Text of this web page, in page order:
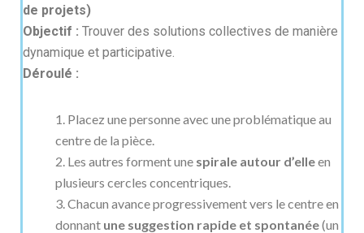
de projets)
Objectif : Trouver des solutions collectives de manière
dynamique et participative.
Déroulé :
Placez une personne avec une problématique au
centre de la pièce.
Les autres forment une spirale autour d’elleen
plusieurs cercles concentriques.
Chacun avance progressivement vers le centre en
donnant une suggestion rapide et spontanée(un